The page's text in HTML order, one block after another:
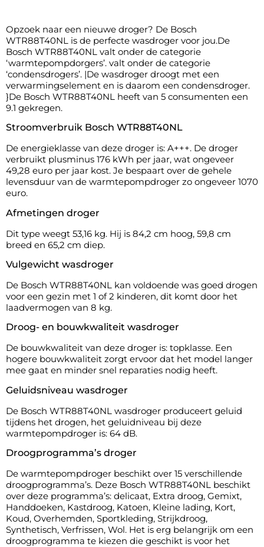
Opzoek naar een nieuwe droger? De Bosch
WTR88T40NL is de perfecte wasdroger voor jou.De
Bosch WTR88T40NL valt onder de categorie
‘warmtepompdorgers’. valt onder de categorie
‘condensdrogers’. |De wasdroger droogt met een
verwarmingselement en is daarom een condensdroger.
}De Bosch WTR88T40NL heeft van 5 consumenten een
9.1 gekregen.
Stroomverbruik Bosch WTR88T40NL
De energieklasse van deze droger is: A+++. De droger
verbruikt plusminus 176 kWh per jaar, wat ongeveer
49,28 euro per jaar kost. Je bespaart over de gehele
levensduur van de warmtepompdroger zo ongeveer 1070
euro.
Afmetingen droger
Dit type weegt 53,16 kg. Hij is 84,2 cm hoog, 59,8 cm
breed en 65,2 cm diep.
Vulgewicht wasdroger
De Bosch WTR88T40NL kan voldoende was goed drogen
voor een gezin met 1 of 2 kinderen, dit komt door het
laadvermogen van 8 kg.
Droog- en bouwkwaliteit wasdroger
De bouwkwaliteit van deze droger is: topklasse. Een
hogere bouwkwaliteit zorgt ervoor dat het model langer
mee gaat en minder snel reparaties nodig heeft.
Geluidsniveau wasdroger
De Bosch WTR88T40NL wasdroger produceert geluid
tijdens het drogen, het geluidniveau bij deze
warmtepompdroger is: 64 dB.
Droogprogramma’s droger
De warmtepompdroger beschikt over 15 verschillende
droogprogramma’s. Deze Bosch WTR88T40NL beschikt
over deze programma’s: delicaat, Extra droog, Gemixt,
Handdoeken, Kastdroog, Katoen, Kleine lading, Kort,
Koud, Overhemden, Sportkleding, Strijkdroog,
Synthetisch, Verfrissen, Wol. Het is erg belangrijk om een
droogprogramma te kiezen die geschikt is voor het